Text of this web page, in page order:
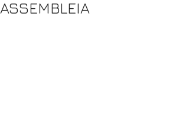
ASSEMBLEIA